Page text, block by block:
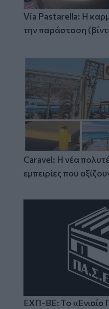
Via Pastarella: Η
την παράσταση
Caravel: Η νέα
εμπειρίες που
ΕΧΠ-ΒΕ: Το «Ενιαίο